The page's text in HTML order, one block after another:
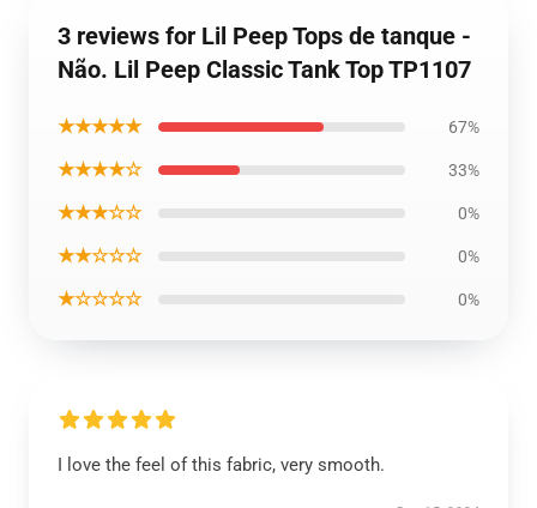
3 reviews for Lil Peep Tops de tanque -
Não. Lil Peep Classic Tank Top TP1107
★★★★★ 67%
★★★★☆ 33%
★★★☆☆ 0%
★★☆☆☆ 0%
★☆☆☆☆ 0%
I love the feel of this fabric, very smooth.